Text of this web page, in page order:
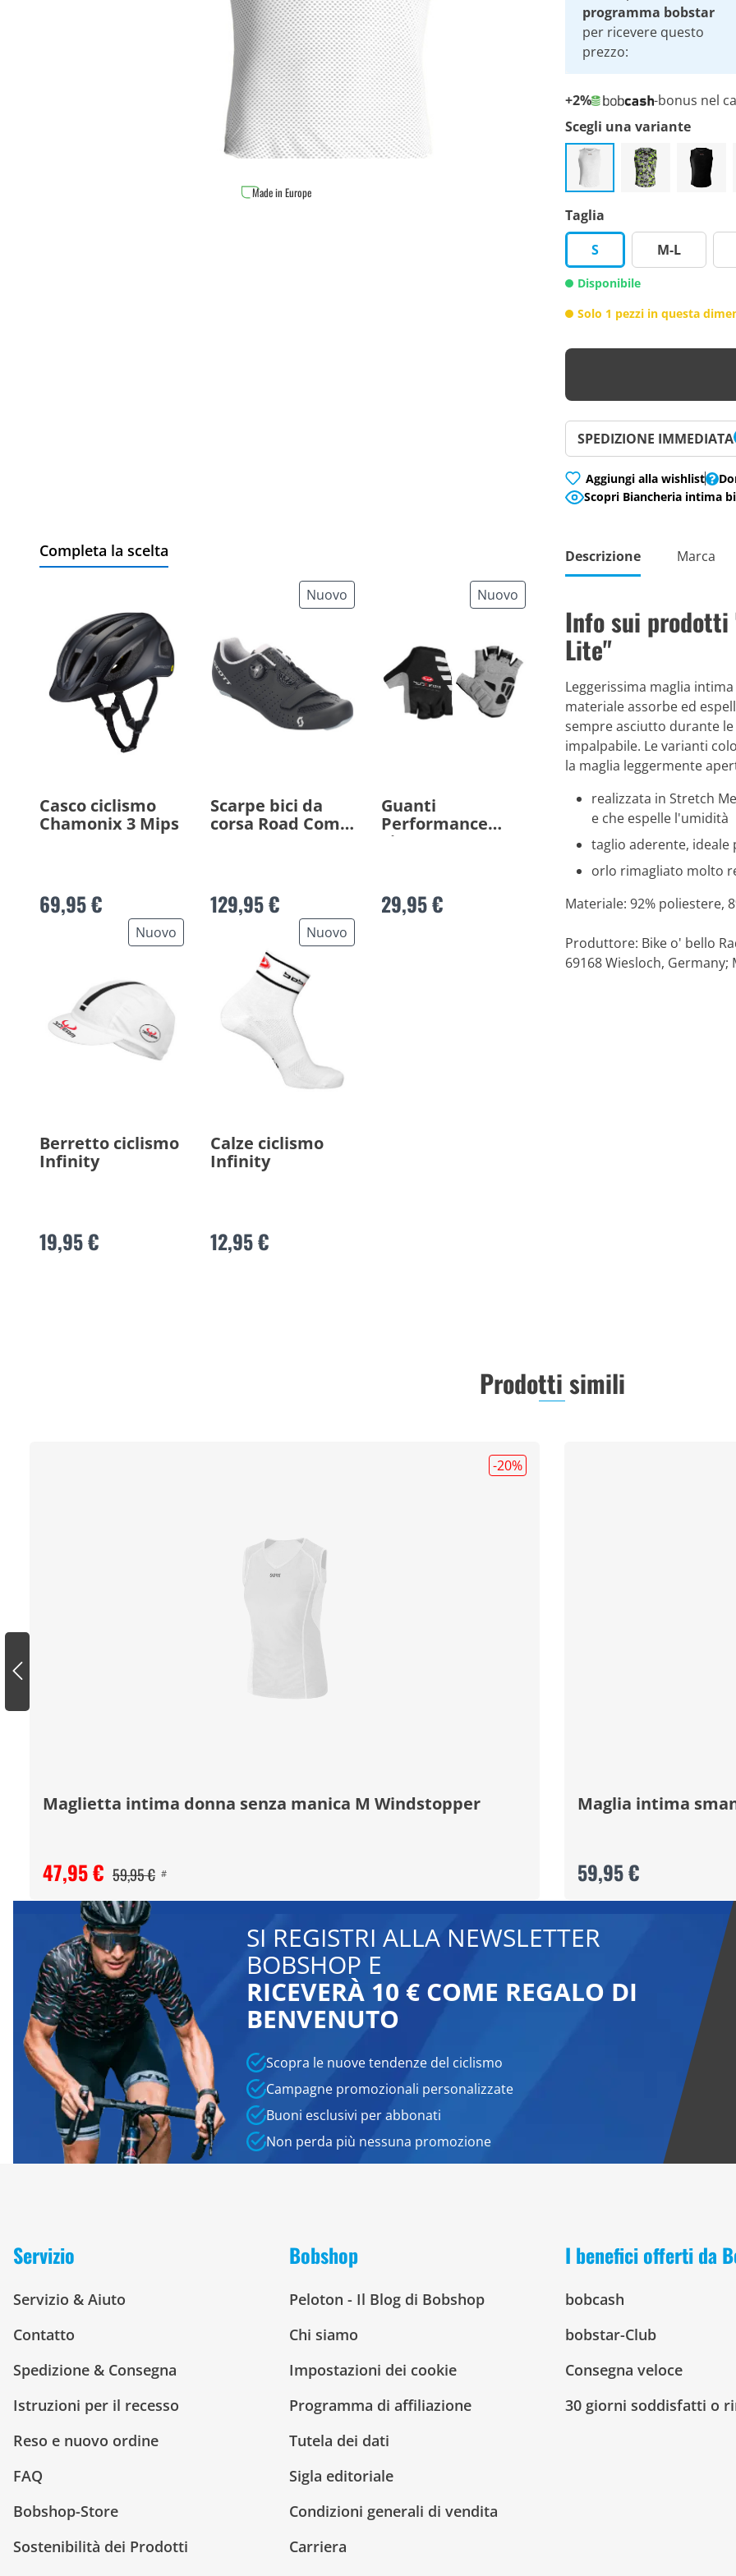
Made in Europe
programma bobstar
per ricevere questo
prezzo:
+2%
-bonus nel
Scegli una variante
Taglia
S
M-L
Disponibile
Solo 1 pezzi in questa
SPEDIZIONE IMMEDIATA
Aggiungi alla wishlist
Scopri Biancheria intima
Completa la scelta
Casco ciclismo
Chamonix 3 Mips
69,95 €
Nuovo
Scarpe bici da
corsa Road Comp
129,95 €
Nuovo
Guanti
Performance
Line III
29,95 €
Nuovo
Berretto ciclismo
Infinity
19,95 €
Nuovo
Calze ciclismo
Infinity
12,95 €
Descrizione Marca
Info sui prodotti
Lite"
Leggerissima maglia
materiale assorbe ed
sempre asciutto durante
impalpabile. Le varianti
la maglia leggermente
realizzata in Stretch
e che espelle l'umidità
taglio aderente, ideale
orlo rimagliato molto
Materiale: 92% poliestere,
Produttore: Bike o' bello
69168 Wiesloch, Germany;
Prodotti simili
-20%
Maglietta intima donna senza manica M Windstopper
47,95 € 59,95 € # 59,95 €
SI REGISTRI ALLA NEWSLETTER
BOBSHOP E
RICEVERÀ 10 € COME REGALO DI
BENVENUTO
Scopra le nuove tendenze del ciclismo
Campagne promozionali personalizzate
Buoni esclusivi per abbonati
Non perda più nessuna promozione
Servizio
Servizio & Aiuto
Contatto
Spedizione & Consegna
Istruzioni per il recesso
Reso e nuovo ordine
FAQ
Bobshop-Store
Sostenibilità dei Prodotti
Bobshop
Peloton - Il Blog di Bobshop
Chi siamo
Impostazioni dei cookie
Programma di affiliazione
Tutela dei dati
Sigla editoriale
Condizioni generali di vendita
Carriera
I benefici offerti da
bobcash
bobstar-Club
Consegna veloce
30 giorni soddisfatti o